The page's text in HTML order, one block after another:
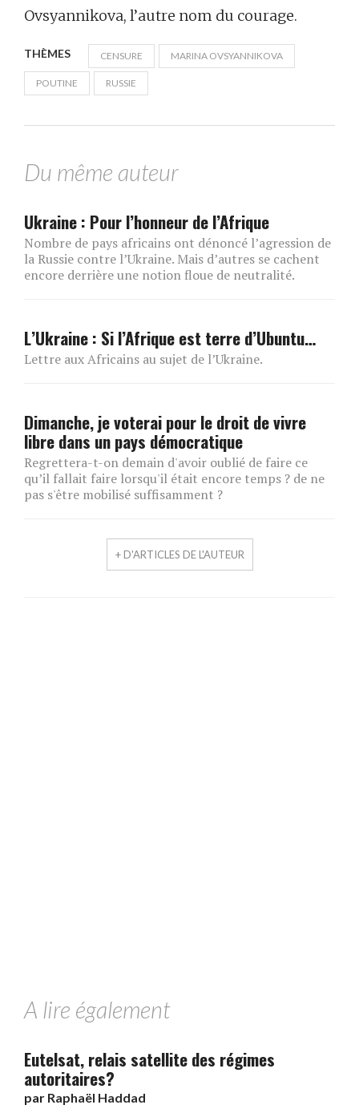
Ovsyannikova, l’autre nom du courage.
THÈMES CENSURE MARINA OVSYANNIKOVA
POUTINE RUSSIE
Du même auteur
Ukraine : Pour l’honneur de l’Afrique
Nombre de pays africains ont dénoncé l’agression de
la Russie contre l’Ukraine. Mais d’autres se cachent
encore derrière une notion floue de neutralité.
L’Ukraine : Si l’Afrique est terre d’Ubuntu…
Lettre aux Africains au sujet de l’Ukraine.
Dimanche, je voterai pour le droit de vivre
libre dans un pays démocratique
Regrettera-t-on demain d'avoir oublié de faire ce
qu’il fallait faire lorsqu'il était encore temps ? de ne
pas s'être mobilisé suffisamment ?
+ D'ARTICLES DE L'AUTEUR
A lire également
Eutelsat, relais satellite des régimes
autoritaires?
par Raphaël Haddad